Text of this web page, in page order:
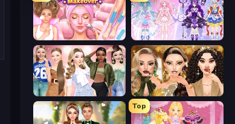
BFF Makeover - Spa & Dress Up Idol Livestream: Fashion Game
Fashion Week 2025 Autumn Glam Gala
Top